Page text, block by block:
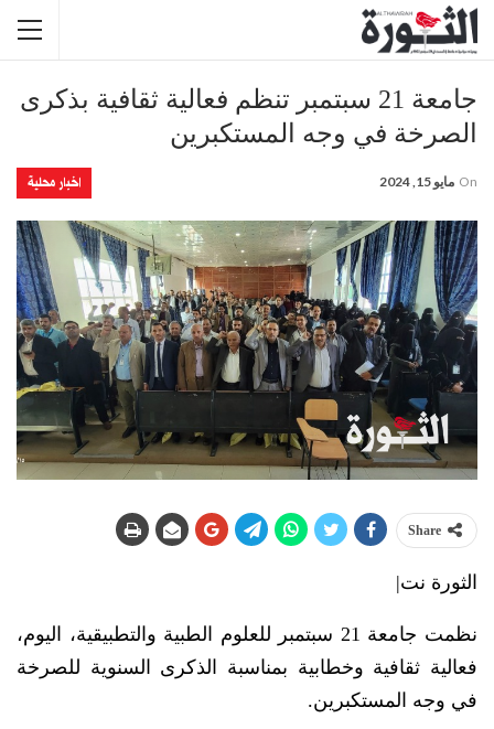
جامعة 21 سبتمبر تنظم فعالية ثقافية بذكرى
الصرخة في وجه المستكبرين
اخبار محلية On مايو 15, 2024
Share
الثورة نت|
نظمت جامعة 21 سبتمبر للعلوم الطبية والتطبيقية، اليوم،
فعالية ثقافية وخطابية بمناسبة الذكرى السنوية للصرخة
في وجه المستكبرين.